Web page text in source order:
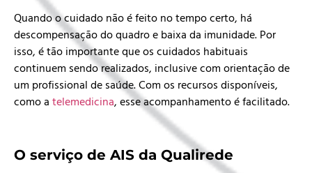
Quando o cuidado não é feito no tempo certo, há
descompensação do quadro e baixa da imunidade. Por
isso, é tão importante que os cuidados habituais
continuem sendo realizados, inclusive com orientação de
um profissional de saúde. Com os recursos disponíveis,
como a telemedicina, esse acompanhamento é facilitado.
O serviço de AIS da Qualirede